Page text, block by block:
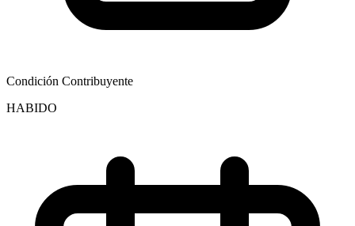
Condición Contribuyente
HABIDO